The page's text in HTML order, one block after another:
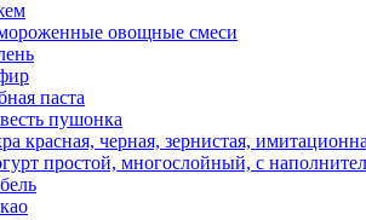
овощные смеси
паста
пушонка
красная, черная, зернистая,
простой, многослойный, с